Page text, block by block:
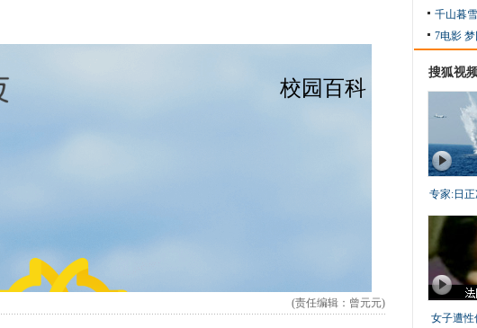
(责任编辑：曾元元)
千山暮雪
7电影
搜狐视频
专家:日
女子遭性